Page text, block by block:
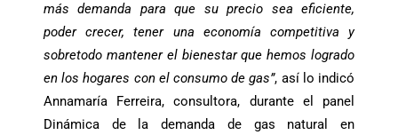
más demanda para que su precio sea eficiente,
poder crecer, tener una economía competitiva y
sobretodo mantener el bienestar que hemos logrado
en los hogares con el consumo de gas”, así lo indicó
Annamaría Ferreira, consultora, durante el panel
Dinámica de la demanda de gas natural en